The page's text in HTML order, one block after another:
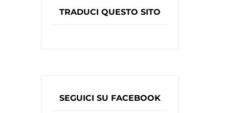
TRADUCI QUESTO SITO
SEGUICI SU FACEBOOK